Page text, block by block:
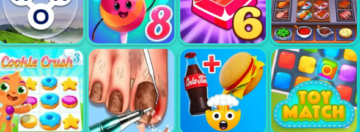
GARDEN TALES
4
DREAM
PETLINK
PIANO TILES 3
BUBBLE
SHOOTER HD
WORDS OF
COOKING CHEF